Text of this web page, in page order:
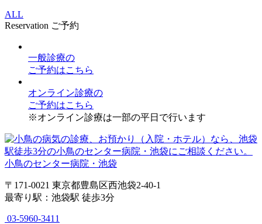
ALL
Reservation ご予約
一般診療の
ご予約はこちら
オンライン診療の
ご予約はこちら
※オンライン診療は一部の平日で行います
小鳥のセンター病院・池袋
〒171-0021 東京都豊島区西池袋2-40-1
最寄り駅：池袋駅 徒歩3分
03-5960-3411